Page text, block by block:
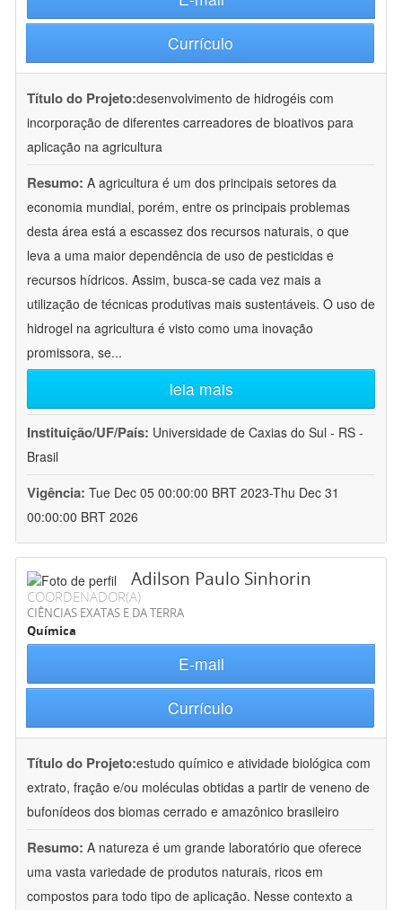
Currículo
Título do Projeto:desenvolvimento de hidrogéis com
incorporação de diferentes carreadores de bioativos para
aplicação na agricultura
Resumo: A agricultura é um dos principais setores da
economia mundial, porém, entre os principais problemas
desta área está a escassez dos recursos naturais, o que
leva a uma maior dependência de uso de pesticidas e
recursos hídricos. Assim, busca-se cada vez mais a
utilização de técnicas produtivas mais sustentáveis. O uso de
hidrogel na agricultura é visto como uma inovação
promissora, se...
leia mais
Instituição/UF/País: Universidade de Caxias do Sul - RS -
Brasil
Vigência: Tue Dec 05 00:00:00 BRT 2023-Thu Dec 31
00:00:00 BRT 2026
Adilson Paulo Sinhorin
COORDENADOR(A)
CIÊNCIAS EXATAS E DA TERRA
Química
E-mail
Currículo
Título do Projeto:estudo químico e atividade biológica com
extrato, fração e/ou moléculas obtidas a partir de veneno de
bufonídeos dos biomas cerrado e amazônico brasileiro
Resumo: A natureza é um grande laboratório que oferece
uma vasta variedade de produtos naturais, ricos em
compostos para todo tipo de aplicação. Nesse contexto a